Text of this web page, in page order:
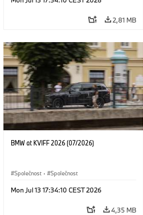
2,81 MB
BMW at KVIFF 2026 (07/2026)
Společnost · Společnost
Mon Jul 13 17:34:10 CEST 2026
4,35 MB